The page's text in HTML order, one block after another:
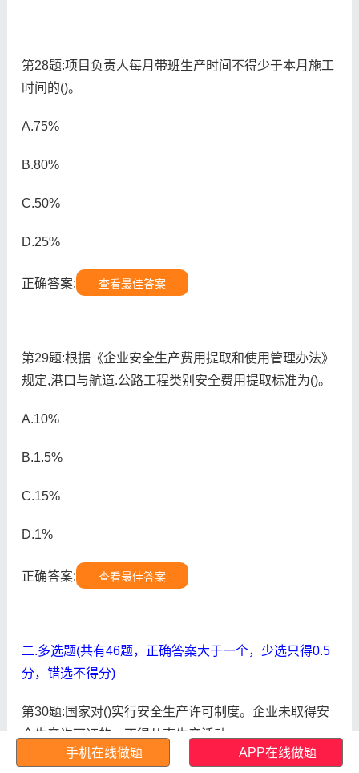
第28题:项目负责人每月带班生产时间不得少于本月施工
时间的()。
A.75%
B.80%
C.50%
D.25%
正确答案: 查看最佳答案
第29题:根据《企业安全生产费用提取和使用管理办法》
规定,港口与航道.公路工程类别安全费用提取标准为()。
A.10%
B.1.5%
C.15%
D.1%
正确答案: 查看最佳答案
二.多选题(共有46题，正确答案大于一个，少选只得0.5
分，错选不得分)
第30题:国家对()实行安全生产许可制度。企业未取得安
全生产许可证的，不得从事生产活动。
手机在线做题 APP在线做题